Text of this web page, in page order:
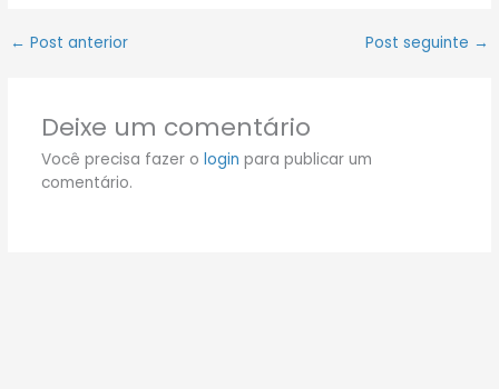
← Post anterior Post seguinte →
Deixe um comentário
Você precisa fazer o login para publicar um
comentário.